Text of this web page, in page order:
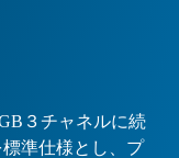
３チャネルに続
準仕様とし、プ